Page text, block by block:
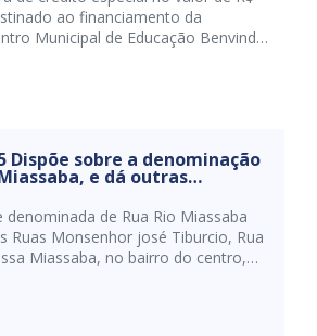
ao financiamento da
Municipal de Educação Benvinda
Dispõe sobre a denominação
e dá outras
denominada de Rua Rio Miassaba
Ruas Monsenhor josé Tiburcio, Rua
Miassaba, no bairro do centro,
SANTOS – SEU TITICO”.